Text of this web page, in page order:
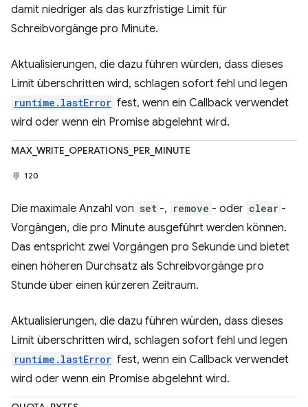
damit niedriger als das kurzfristige Limit für
Schreibvorgänge pro Minute.
Aktualisierungen, die dazu führen würden, dass dieses
Limit überschritten wird, schlagen sofort fehl und legen
runtime.lastError fest, wenn ein Callback verwendet
wird oder wenn ein Promise abgelehnt wird.
MAX_WRITE_OPERATIONS_PER_MINUTE
120
Die maximale Anzahl von set -, remove - oder clear -
Vorgängen, die pro Minute ausgeführt werden können.
Das entspricht zwei Vorgängen pro Sekunde und bietet
einen höheren Durchsatz als Schreibvorgänge pro
Stunde über einen kürzeren Zeitraum.
Aktualisierungen, die dazu führen würden, dass dieses
Limit überschritten wird, schlagen sofort fehl und legen
runtime.lastError fest, wenn ein Callback verwendet
wird oder wenn ein Promise abgelehnt wird.